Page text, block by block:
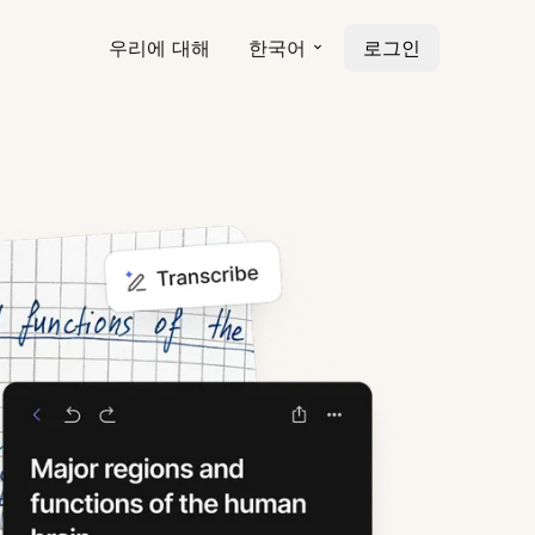
우리에 대해 한국어 로그인